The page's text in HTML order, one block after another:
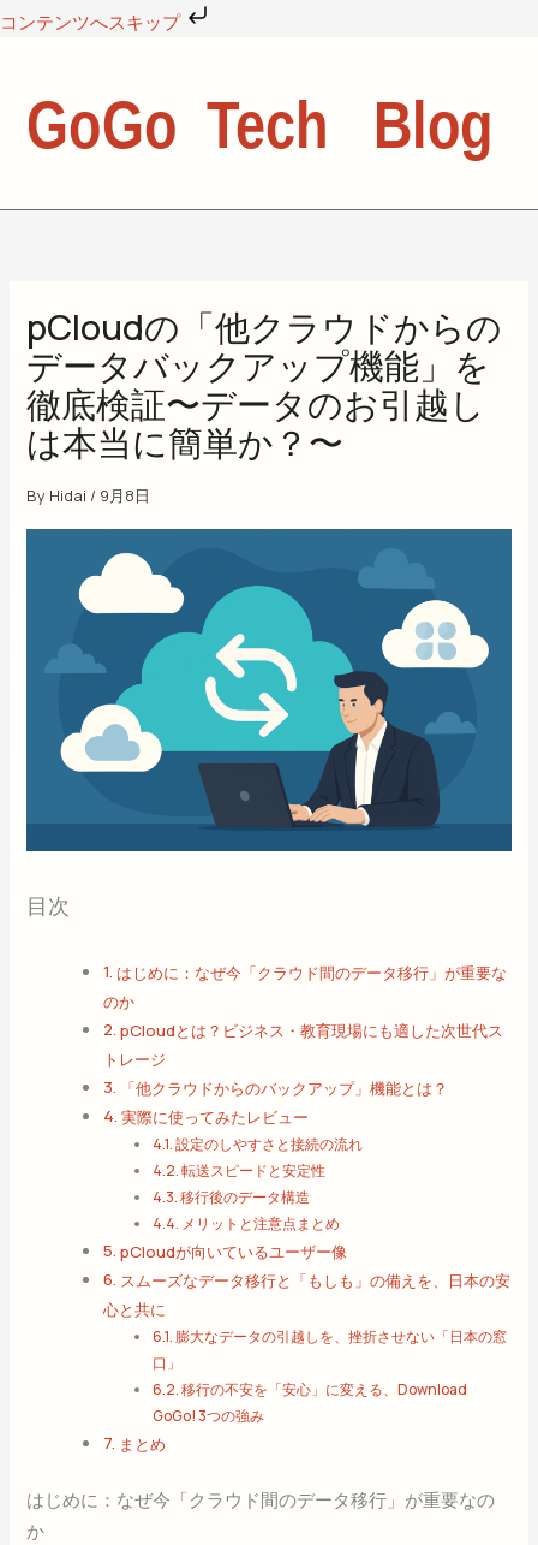
コンテンツへスキップ
内
pCloudの「他クラウドからの
データバックアップ機能」を
徹底検証〜データのお引越し
は本当に簡単か？〜
By Hidai / 9月8日
目次
はじめに：なぜ今「クラウド間のデータ移行」が重要な
のか
pCloudとは？ビジネス・教育現場にも適した次世代ス
トレージ
「他クラウドからのバックアップ」機能とは？
実際に使ってみたレビュー
設定のしやすさと接続の流れ
転送スピードと安定性
移行後のデータ構造
メリットと注意点まとめ
pCloudが向いているユーザー像
スムーズなデータ移行と「もしも」の備えを、日本の安
心と共に
膨大なデータの引越しを、挫折させない「日本の窓
口」
移行の不安を「安心」に変える、Download
GoGo! 3つの強み
まとめ
はじめに：なぜ今「クラウド間のデータ移行」が重要なの
か